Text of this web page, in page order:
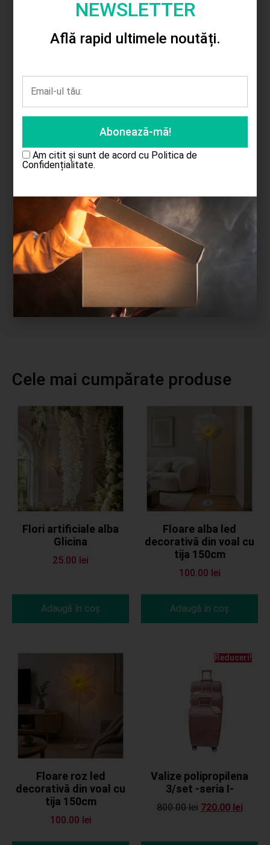
Adaugă în coș Adaugă în coș
Pusculita lemn casa
7.00lei
Adaugă în coș
Cele mai cumpărate produse
Flori artificiale alba
Glicina
25.00 lei
Adaugă în coș
Floare alba led
decorativă din voal cu
tija 150cm
100.00 lei
Adaugă în coș
Floare roz led
decorativă din voal cu
tija 150cm
100.00 lei
Reduceri!
Valize polipropilena
3/set -seria I-
800.00lei 720.00 lei
NEWSLETTER
Află rapid ultimele noutăți.
Am citit și sunt de acord cu Politica de
Confidențialitate.